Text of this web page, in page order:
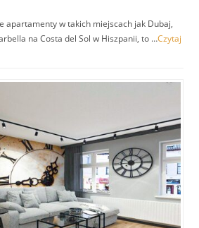
apartamenty w takich miejscach jak Dubaj,
na Costa del Sol w Hiszpanii, to …Czytaj